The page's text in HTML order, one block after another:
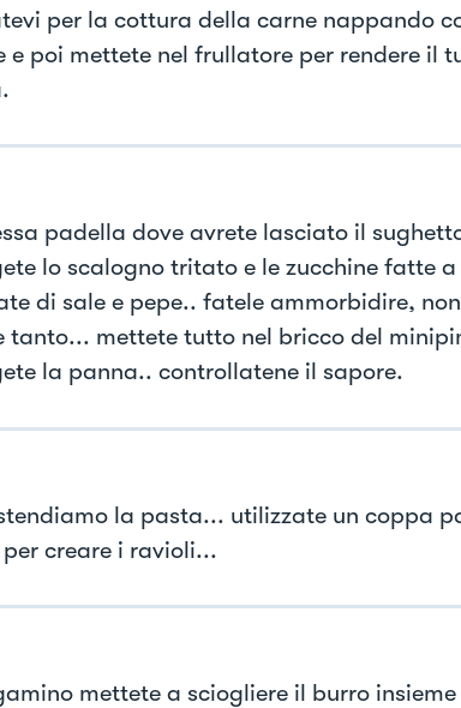
per la cottura della carne nappando
e poi mettete nel frullatore per rendere il
padella dove avrete lasciato il
lo scalogno tritato e le zucchine fatte
di sale e pepe.. fatele ammorbidire,
tanto... mettete tutto nel bricco del
la panna.. controllatene il sapore.
la pasta... utilizzate un coppa
creare i ravioli...
mettete a sciogliere il burro